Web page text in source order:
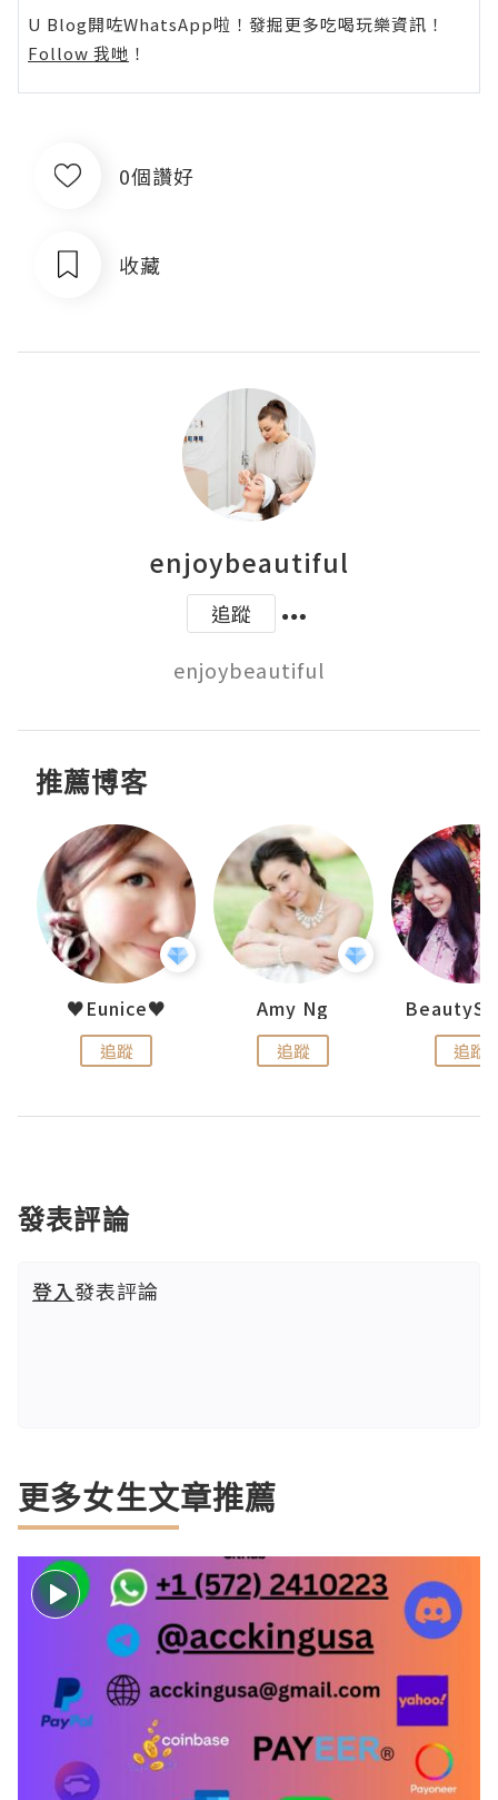
U Blog開咗WhatsApp啦！發掘更多吃喝玩樂資訊！
Follow 我哋 ！
0個讚好
收藏
enjoybeautiful
追蹤
enjoybeautiful
推薦博客
♥Eunice♥
追蹤
Amy Ng
追蹤 追蹤
發表評論
登入發表評論
更多女生文章推薦